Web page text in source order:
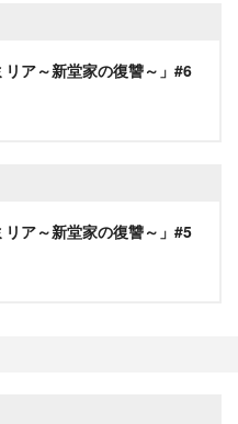
ア～新堂家の復讐～」#6
ア～新堂家の復讐～」#5